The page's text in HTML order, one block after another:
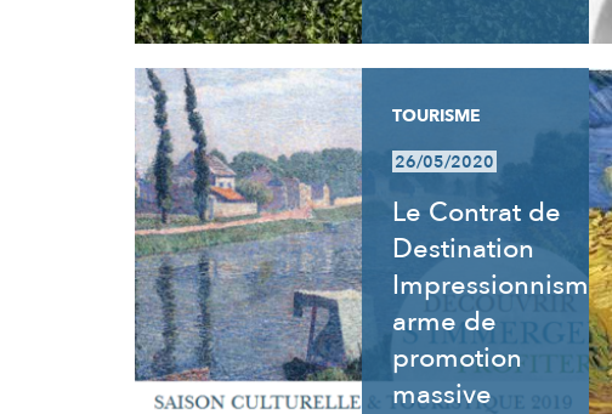
TOURISME
26/05/2020
Le Contrat de
Destination
Impressionnisme,
arme de
promotion
massive